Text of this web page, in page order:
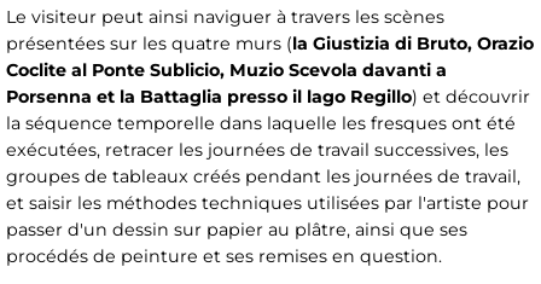
Le visiteur peut ainsi naviguer à travers les scènes
présentées sur les quatre murs (la Giustizia di Bruto, Orazio
Coclite al Ponte Sublicio, Muzio Scevola davanti a
Porsenna et la Battaglia presso il lago Regillo) et découvrir
la séquence temporelle dans laquelle les fresques ont été
exécutées, retracer les journées de travail successives, les
groupes de tableaux créés pendant les journées de travail,
et saisir les méthodes techniques utilisées par l'artiste pour
passer d'un dessin sur papier au plâtre, ainsi que ses
procédés de peinture et ses remises en question.